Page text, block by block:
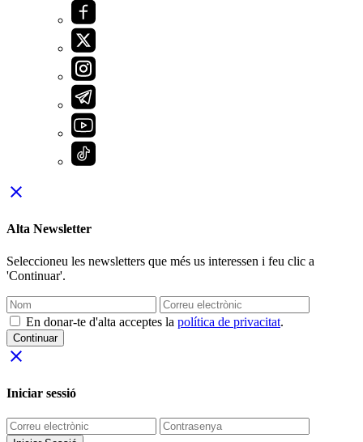
close
Alta Newsletter
Seleccioneu les newsletters que més us interessen i feu clic a
'Continuar'.
En donar-te d'alta acceptes la política de privacitat.
Continuar
close
Iniciar sessió